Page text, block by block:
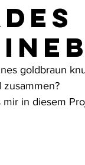
goldbraun
zusammen?
in diesem